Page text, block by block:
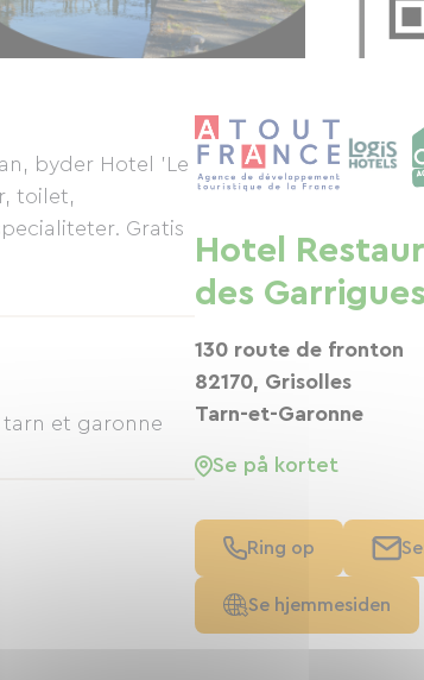
byder Hotel 'Le
toilet,
Gratis
tarn et garonne
Hotel
des Garrigues
130 route de fronton
82170, Grisolles
Tarn-et-Garonne
Se på kortet
Ring op
Se hjemmesiden